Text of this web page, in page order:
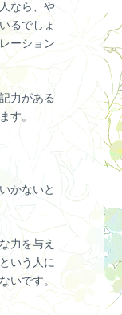
なら、や
るでしょ
ーション
力がある
す。
かないと
力を与え
いう人に
いです。